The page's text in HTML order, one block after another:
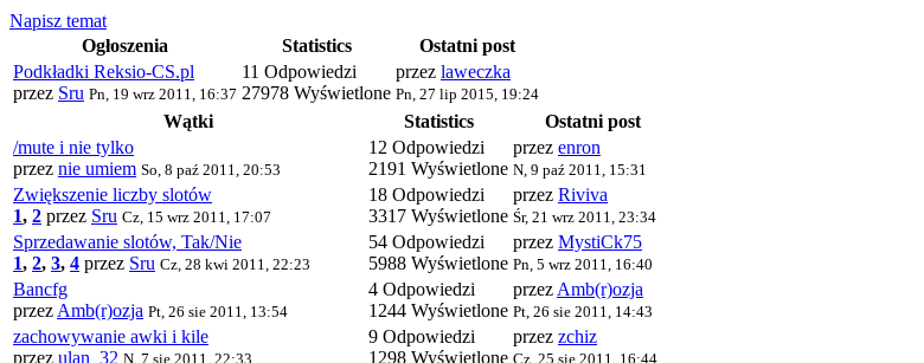
Napisz temat
Ogłoszenia
Statistics
Ostatni post
Podkładki Reksio-CS.pl
przez Sru Pn, 19 wrz 2011, 16:37
11 Odpowiedzi
27978 Wyświetlone
przez laweczka
Pn, 27 lip 2015, 19:24
Wątki Statistics
Ostatni post
/mute i nie tylko
przez nie umiem So, 8 paź 2011, 20:53
12 Odpowiedzi
2191 Wyświetlone
przez enron
N, 9 paź 2011, 15:31
Zwiększenie liczby slotów
1, 2 przez Sru Cz, 15 wrz 2011, 17:07
18 Odpowiedzi
3317 Wyświetlone
przez Riviva
Śr, 21 wrz 2011, 23:34
Sprzedawanie slotów, Tak/Nie
1, 2, 3, 4 przez Sru Cz, 28 kwi 2011, 22:23
54 Odpowiedzi
5988 Wyświetlone
przez MystiCk75
Pn, 5 wrz 2011, 16:40
Bancfg
przez Amb(r)ozja Pt, 26 sie 2011, 13:54
4 Odpowiedzi
1244 Wyświetlone
przez Amb(r)ozja
Pt, 26 sie 2011, 14:43
zachowywanie awki i kile
przez ulan_32 N, 7 sie 2011, 22:33
9 Odpowiedzi
1298 Wyświetlone
przez zchiz
Cz, 25 sie 2011, 16:44